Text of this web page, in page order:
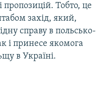
пропозицій. Тобто, це
захід, який,
справу в польсько-
і принесе якомога
в Україні.